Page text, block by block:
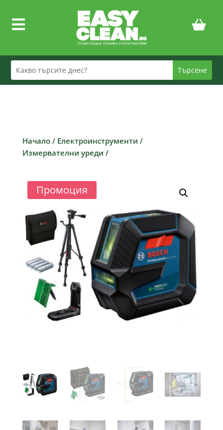

Начало/ Електроинструменти /
Измервателни уреди /
Промоция